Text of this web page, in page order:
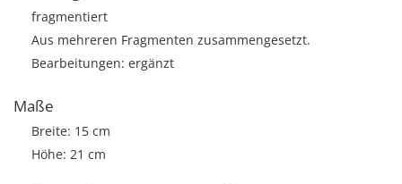
fragmentiert
Aus mehreren Fragmenten zusammengesetzt.
Bearbeitungen: ergänzt
Maße
Breite: 15 cm
Höhe: 21 cm